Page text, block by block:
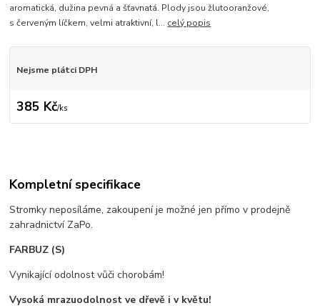
aromatická, dužina pevná a šťavnatá. Plody jsou žlutooranžové,
s červeným líčkem, velmi atraktivní, l... celý popis
Nejsme plátci DPH
385 Kč/ks
Kompletní specifikace
Stromky neposíláme, zakoupení je možné jen přímo v prodejně
zahradnictví ZaPo.
FARBUZ (S)
Vynikající odolnost vůči chorobám!
Vysoká mrazuodolnost ve dřevě i v květu!